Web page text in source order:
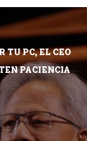
TU PC, EL CEO
PACIENCIA